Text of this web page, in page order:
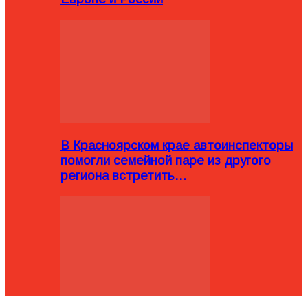
В Красноярском крае автоинспекторы
помогли семейной паре из другого
региона встретить…